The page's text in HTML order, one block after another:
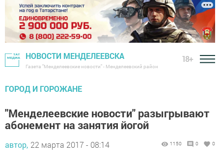
НОВОСТИ МЕНДЕЛЕЕВСКА
Газета "Менделеевские новости" - Менделеевский район
18+
ГОРОД И ГОРОЖАНЕ
"Менделеевские новости" разыгрывают
абонемент на занятия йогой
автор, 22 марта 2017 - 08:14 1150 0 0